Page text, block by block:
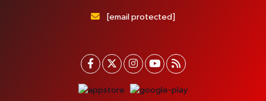
[email protected]